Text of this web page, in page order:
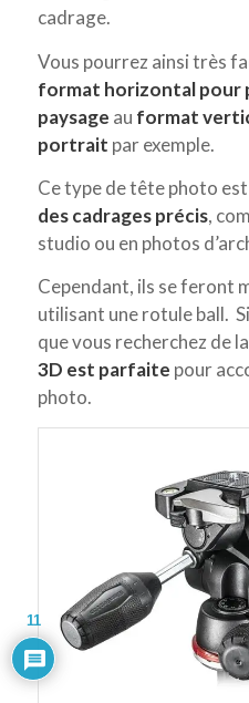
cadrage.
Vous pourrez ainsi très
format horizontal pour
paysage au format
portrait par exemple.
Ce type de tête photo
des cadrages précis,
studio ou en photos
Cependant, ils se feront
utilisant une rotule ball.
que vous recherchez de
3D est parfaite pour
photo.
11